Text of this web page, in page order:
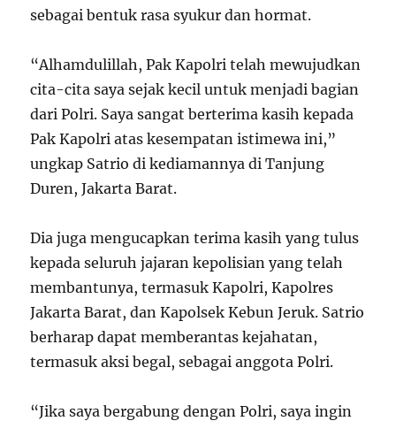
sebagai bentuk rasa syukur dan hormat.
“Alhamdulillah, Pak Kapolri telah mewujudkan
cita-cita saya sejak kecil untuk menjadi bagian
dari Polri. Saya sangat berterima kasih kepada
Pak Kapolri atas kesempatan istimewa ini,”
ungkap Satrio di kediamannya di Tanjung
Duren, Jakarta Barat.
Dia juga mengucapkan terima kasih yang tulus
kepada seluruh jajaran kepolisian yang telah
membantunya, termasuk Kapolri, Kapolres
Jakarta Barat, dan Kapolsek Kebun Jeruk. Satrio
berharap dapat memberantas kejahatan,
termasuk aksi begal, sebagai anggota Polri.
“Jika saya bergabung dengan Polri, saya ingin